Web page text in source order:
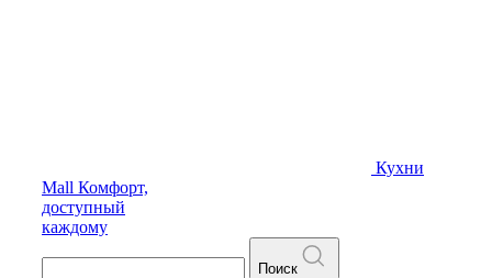
Кухни
Mall Комфорт,
доступный
каждому
Поиск